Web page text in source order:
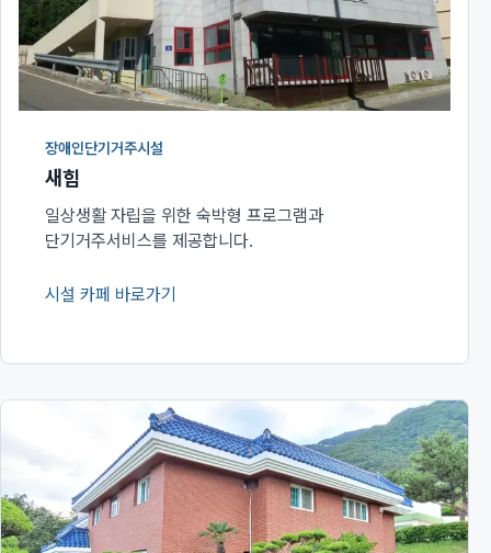
장애인단기거주시설
새힘
일상생활 자립을 위한 숙박형 프로그램과
단기거주서비스를 제공합니다.
시설 카페 바로가기
(새 창에서 열림)